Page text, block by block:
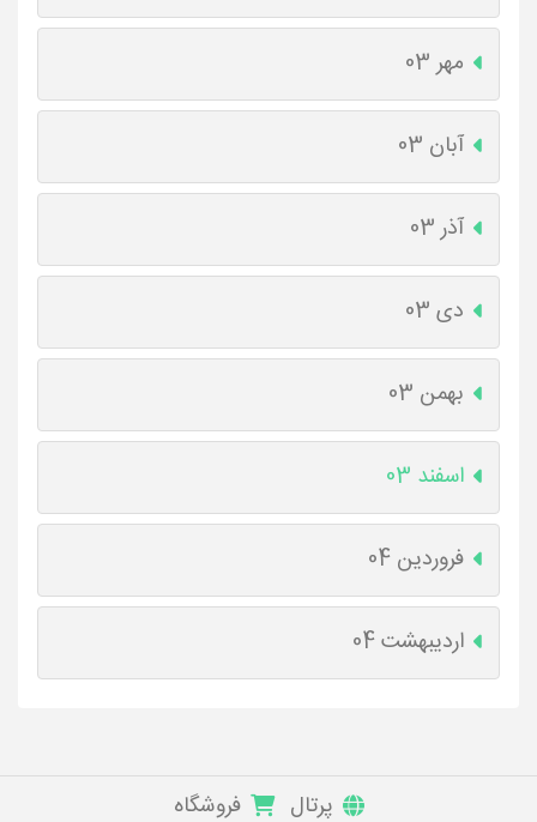
مهر 03
آبان 03
آذر 03
دی 03
بهمن 03
اسفند 03
فروردین 04
اردیبهشت 04
پرتال فروشگاه